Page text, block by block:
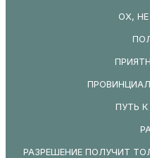
ОХ,
ПУТЬ
РАЗРЕШЕНИЕ ПОЛУЧИТ